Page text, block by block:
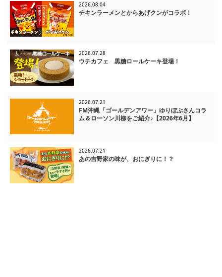
2026.08.04
チキンラーメンとからあげクンがコラボ！
2026.07.28
ウチカフェ 黒糖ロールケーキ登場！
2026.07.21
FM沖縄「ゴールデンアワー」ゆりぼぶさんコラ
ム＆ローソン川柳をご紹介♪【2026年6月】
2026.07.21
あの吉野家の味が、おにぎりに！？